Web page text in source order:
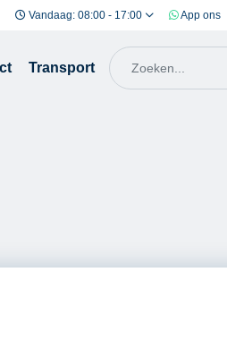
Vandaag: 08:00 - 17:00 App ons
Transport